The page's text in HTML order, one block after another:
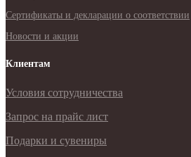
Сертификаты и декларации о соответствии
Новости и акции
Клиентам
Условия сотрудничества
Запрос на прайс лист
Подарки и сувениры